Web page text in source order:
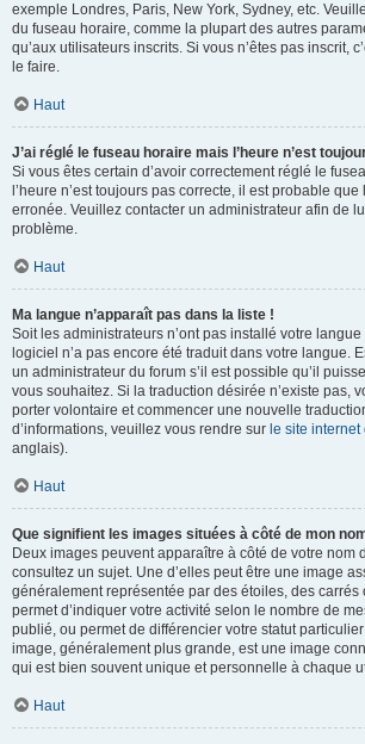
exemple Londres, Paris, New York, Sydney, etc.
du fuseau horaire, comme la plupart des autres
qu’aux utilisateurs inscrits. Si vous n’êtes pas inscrit,
le faire.
Haut
J’ai réglé le fuseau horaire mais l’heure n’est
Si vous êtes certain d’avoir correctement réglé le
l’heure n’est toujours pas correcte, il est probable
erronée. Veuillez contacter un administrateur afin de
problème.
Haut
Ma langue n’apparaît pas dans la liste !
Soit les administrateurs n’ont pas installé votre
logiciel n’a pas encore été traduit dans votre langue.
un administrateur du forum s’il est possible qu’il
vous souhaitez. Si la traduction désirée n’existe pas,
porter volontaire et commencer une nouvelle
d’informations, veuillez vous rendre sur le site
anglais).
Haut
Que signifient les images situées à côté de mon
Deux images peuvent apparaître à côté de votre nom
consultez un sujet. Une d’elles peut être une image
généralement représentée par des étoiles, des carrés
permet d’indiquer votre activité selon le nombre de
publié, ou permet de différencier votre statut particulier
image, généralement plus grande, est une image
qui est bien souvent unique et personnelle à chaque
Haut